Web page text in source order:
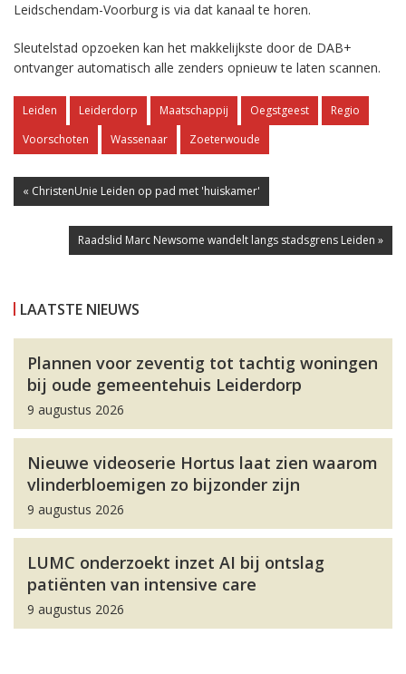
Leidschendam-Voorburg is via dat kanaal te horen.
Sleutelstad opzoeken kan het makkelijkste door de DAB+
ontvanger automatisch alle zenders opnieuw te laten scannen.
Leiden Leiderdorp Maatschappij Oegstgeest
Regio
Voorschoten
Wassenaar Zoeterwoude
« ChristenUnie Leiden op pad met 'huiskamer'
Raadslid Marc Newsome wandelt langs stadsgrens Leiden »
LAATSTE NIEUWS
Plannen voor zeventig tot tachtig woningen
bij oude gemeentehuis Leiderdorp
9 augustus 2026
Nieuwe videoserie Hortus laat zien waarom
vlinderbloemigen zo bijzonder zijn
9 augustus 2026
LUMC onderzoekt inzet AI bij ontslag
patiënten van intensive care
9 augustus 2026